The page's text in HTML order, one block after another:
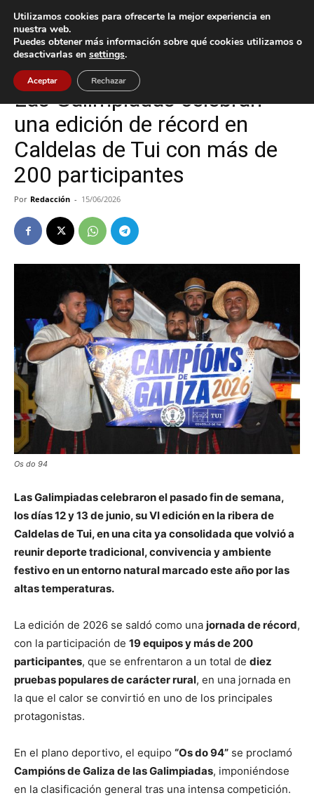
Inicio Cultura / Ocio
Cultura / Ocio Tui
Las Galimpiadas celebran
una edición de récord en
Caldelas de Tui con más de
200 participantes
Por Redacción - 15/06/2026
Os do 94
Las Galimpiadas celebraron el pasado fin de semana,
los días 12 y 13 de junio, su VI edición en la ribera de
Caldelas de Tui, en una cita ya consolidada que volvió a
reunir deporte tradicional, convivencia y ambiente
festivo en un entorno natural marcado este año por las
altas temperaturas.
La edición de 2026 se saldó como una jornada de récord,
con la participación de 19 equipos y más de 200
participantes, que se enfrentaron a un total de diez
pruebas populares de carácter rural, en una jornada en
la que el calor se convirtió en uno de los principales
protagonistas.
En el plano deportivo, el equipo “Os do 94” se proclamó
Campións de Galiza de las Galimpiadas, imponiéndose
en la clasificación general tras una intensa competición.
Utilizamos cookies para ofrecerte la mejor experiencia en
nuestra web.
Puedes obtener más información sobre qué cookies utilizamos o
desactivarlas en settings.
Aceptar Rechazar